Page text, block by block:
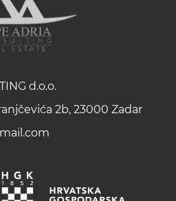
d.o.o.
2b, 23000 Zadar